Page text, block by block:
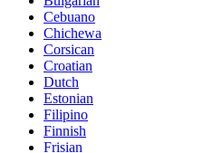
Cebuano
Chichewa
Corsican
Croatian
Dutch
Estonian
Filipino
Finnish
Frisian